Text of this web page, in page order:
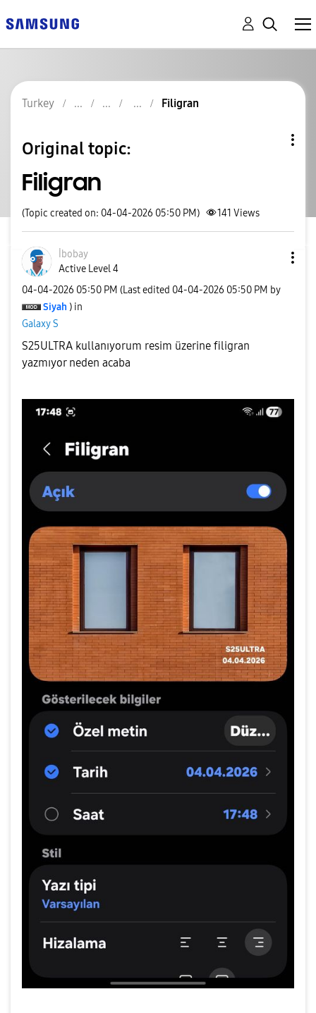
Turkey Filigran
Original topic:
Filigran
(Topic created on: 04-04-2026 05:50 PM) 141 Views
İbobay
Active Level 4
‎04-04-2026 05:50 PM (Last edited ‎04-04-2026 05:50 PM by
Siyah ) in
Galaxy S
S25ULTRA kullanıyorum resim üzerine filigran
yazmıyor neden acaba